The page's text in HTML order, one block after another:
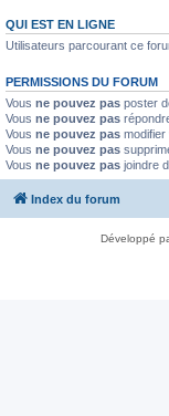
QUI EST EN LIGNE
Utilisateurs parcourant ce
PERMISSIONS DU FORUM
Vous ne pouvez pas poster
Vous ne pouvez pas
Vous ne pouvez pas
Vous ne pouvez pas
Vous ne pouvez pas joindre
Index du forum
Développé